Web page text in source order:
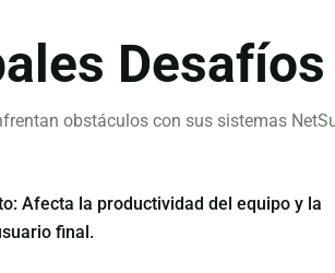
obstáculos con sus sistemas
Afecta la productividad del equipo y la
final.